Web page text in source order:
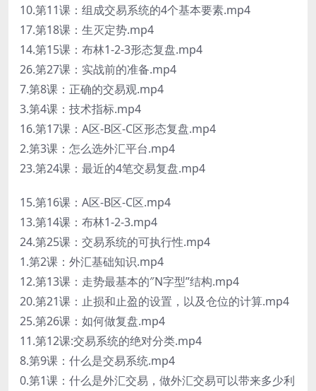
10.第11课：组成交易系统的4个基本要素.mp4
17.第18课：生灭定势.mp4
14.第15课：布林1-2-3形态复盘.mp4
26.第27课：实战前的准备.mp4
7.第8课：正确的交易观.mp4
3.第4课：技术指标.mp4
16.第17课：A区-B区-C区形态复盘.mp4
2.第3课：怎么选外汇平台.mp4
23.第24课：最近的4笔交易复盘.mp4
15.第16课：A区-B区-C区.mp4
13.第14课：布林1-2-3.mp4
24.第25课：交易系统的可执行性.mp4
1.第2课：外汇基础知识.mp4
12.第13课：走势最基本的″N字型”结构.mp4
20.第21课：止损和止盈的设置，以及仓位的计算.mp4
25.第26课：如何做复盘.mp4
11.第12课:交易系统的绝对分类.mp4
8.第9课：什么是交易系统.mp4
0.第1课：什么是外汇交易，做外汇交易可以带来多少利